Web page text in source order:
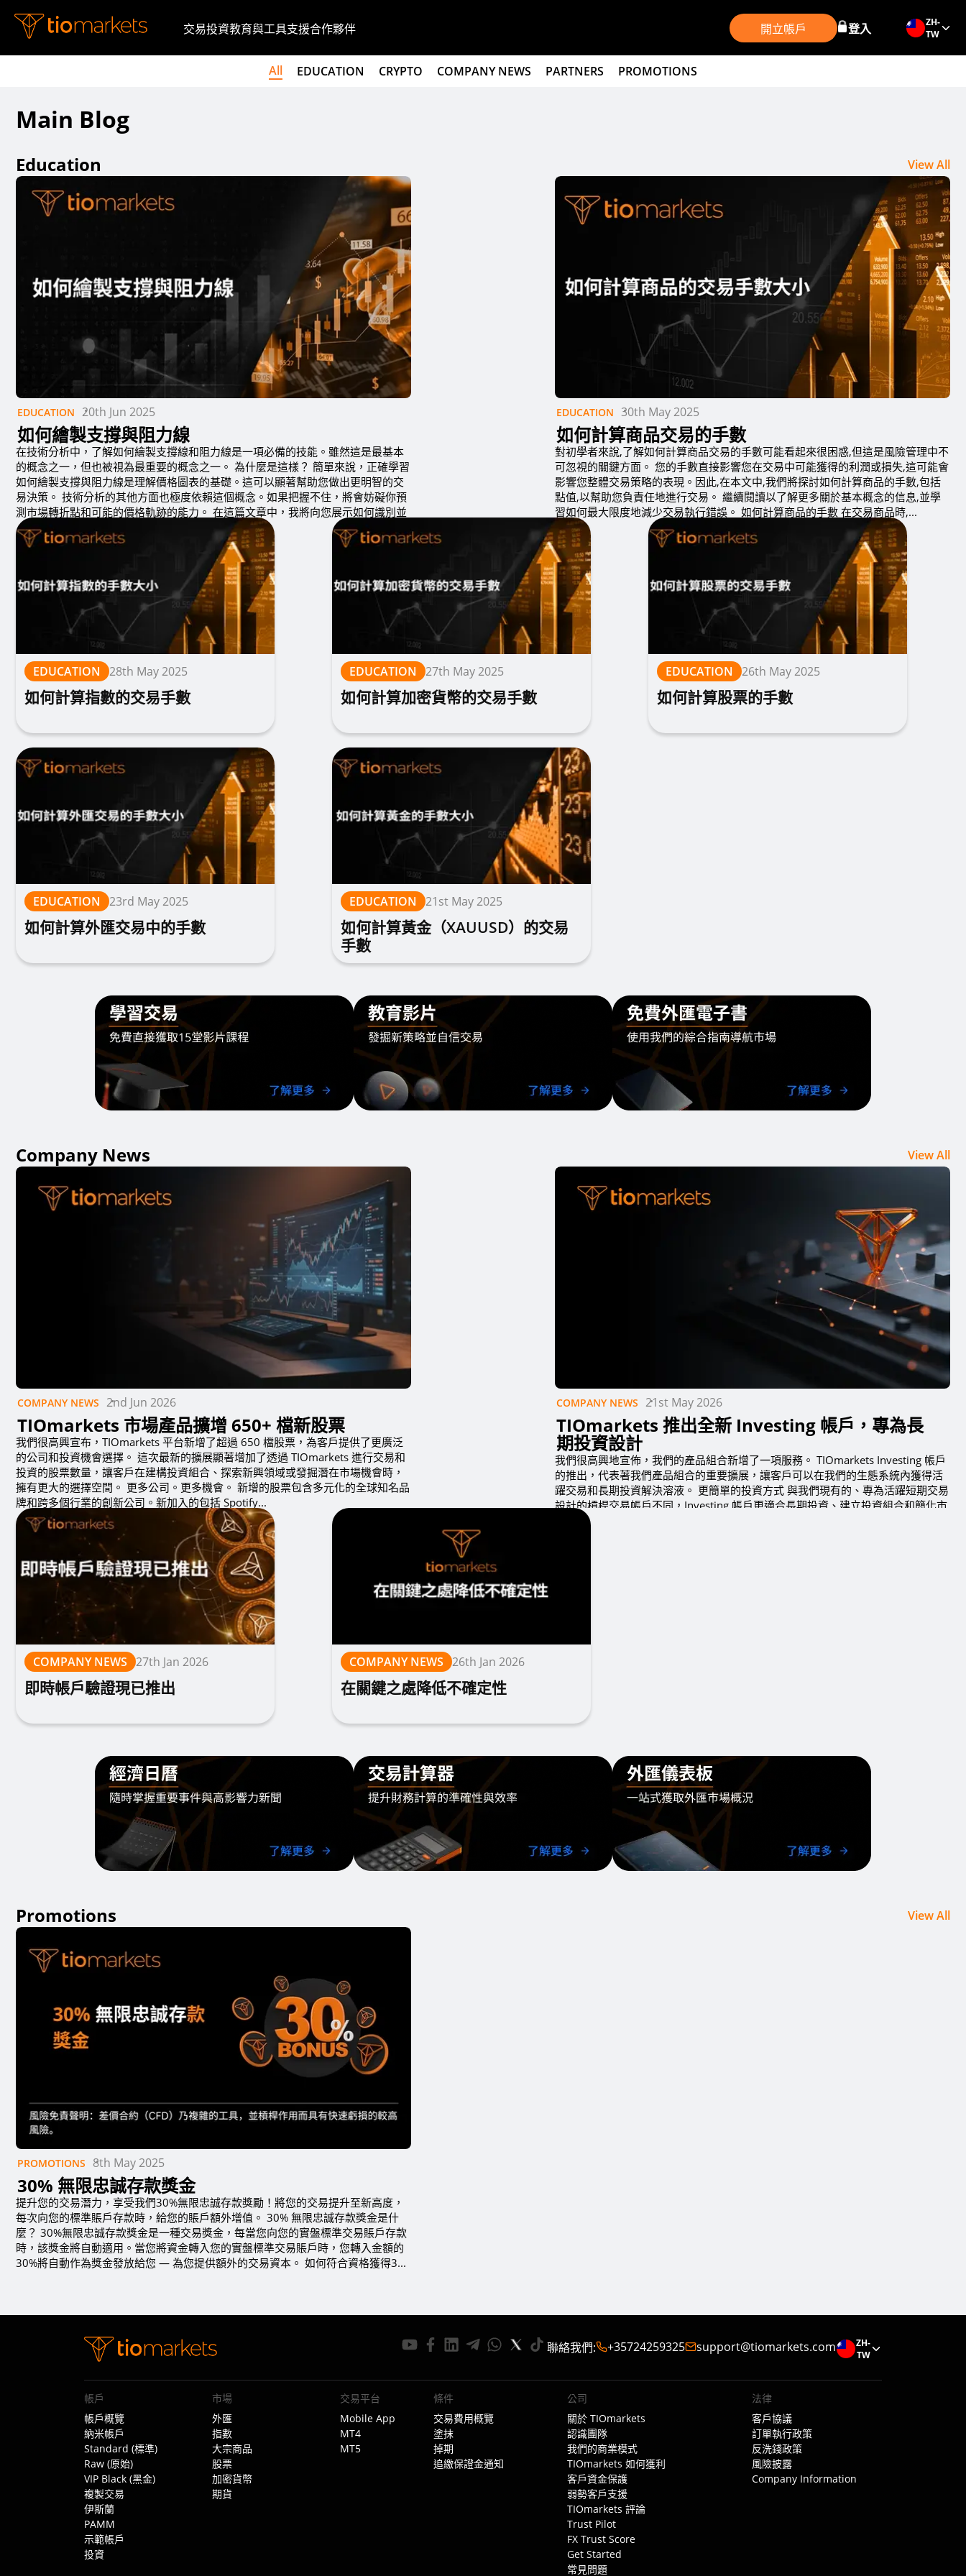
交易投資教育與工具支援合作夥伴 開立帳戶 登入
ZH-
TW
All EDUCATION CRYPTO COMPANY NEWS PARTNERS PROMOTIONS
Main Blog
Education View All
EDUCATION 20th Jun 2025
如何繪製支撐與阻力線
在技術分析中，了解如何繪製支撐線和阻力線是一項必備的技能。雖然這是最基本
的概念之一，但也被視為最重要的概念之一。 為什麼是這樣？ 簡單來說，正確學習
如何繪製支撐與阻力線是理解價格圖表的基礎。這可以顯著幫助您做出更明智的交
易決策。 技術分析的其他方面也極度依賴這個概念。如果把握不住，將會妨礙你預
測市場轉折點和可能的價格軌跡的能力。 在這篇文章中，我將向您展示如何識別並
繪製支...
EDUCATION 30th May 2025
如何計算商品交易的手數
對初學者來說,了解如何計算商品交易的手數可能看起來很困惑,但這是風險管理中不
可忽視的關鍵方面。 您的手數直接影響您在交易中可能獲得的利潤或損失,這可能會
影響您整體交易策略的表現。因此,在本文中,我們將探討如何計算商品的手數,包括
點值,以幫助您負責任地進行交易。 繼續閱讀以了解更多關於基本概念的信息,並學
習如何最大限度地減少交易執行錯誤。 如何計算商品的手數 在交易商品時,...
EDUCATION 28th May 2025
如何計算指數的交易手數
EDUCATION 27th May 2025
如何計算加密貨幣的交易手數
EDUCATION 26th May 2025
如何計算股票的手數
EDUCATION 23rd May 2025
如何計算外匯交易中的手數
EDUCATION 21st May 2025
如何計算黃金（XAUUSD）的交易
手數
Company News View All
COMPANY NEWS 2nd Jun 2026
TIOmarkets 市場產品擴增 650+ 檔新股票
我們很高興宣布，TIOmarkets 平台新增了超過 650 檔股票，為客戶提供了更廣泛
的公司和投資機會選擇。 這次最新的擴展顯著增加了透過 TIOmarkets 進行交易和
投資的股票數量，讓客戶在建構投資組合、探索新興領域或發掘潛在市場機會時，
擁有更大的選擇空間。 更多公司。更多機會。 新增的股票包含多元化的全球知名品
牌和跨多個行業的創新公司。新加入的包括 Spotify...
COMPANY NEWS 21st May 2026
TIOmarkets 推出全新 Investing 帳戶，專為長
期投資設計
我們很高興地宣佈，我們的產品組合新增了一項服務。 TIOmarkets Investing 帳戶
的推出，代表著我們產品組合的重要擴展，讓客戶可以在我們的生態系統內獲得活
躍交易和長期投資解決溶液。 更簡單的投資方式 與我們現有的、專為活躍短期交易
設計的槓桿交易帳戶不同，Investing 帳戶更適合長期投資、建立投資組合和簡化市
場進入。 我們的 Investing 帳戶包括...
COMPANY NEWS 27th Jan 2026
即時帳戶驗證現已推出
COMPANY NEWS 26th Jan 2026
在關鍵之處降低不確定性
Promotions View All
PROMOTIONS 8th May 2025
30% 無限忠誠存款獎金
提升您的交易潛力，享受我們30%無限忠誠存款獎勵！將您的交易提升至新高度，
每次向您的標準賬戶存款時，給您的賬戶額外增值。 30% 無限忠誠存款獎金是什
麼？ 30%無限忠誠存款獎金是一種交易獎金，每當您向您的實盤標準交易賬戶存款
時，該獎金將自動適用。當您將資金轉入您的實盤標準交易賬戶時，您轉入金額的
30%將自動作為獎金發放給您 — 為您提供額外的交易資本。 如何符合資格獲得3...
聯絡我們: +35724259325 support@tiomarkets.com
ZH-
TW
帳戶
帳戶概覽
納米帳戶
Standard (標準)
Raw (原始)
VIP Black (黑金)
複製交易
伊斯蘭
PAMM
示範帳戶
投資
市場
外匯
指數
大宗商品
股票
加密貨幣
期貨
交易平台
Mobile App
MT4
MT5
條件
交易費用概覽
塗抹
掉期
追繳保證金通知
公司
關於 TIOmarkets
認識團隊
我們的商業模式
TIOmarkets 如何獲利
客戶資金保護
弱勢客戶支援
TIOmarkets 評論
Trust Pilot
FX Trust Score
Get Started
常見問題
法律
客戶協議
訂單執行政策
反洗錢政策
風險披露
Company Information